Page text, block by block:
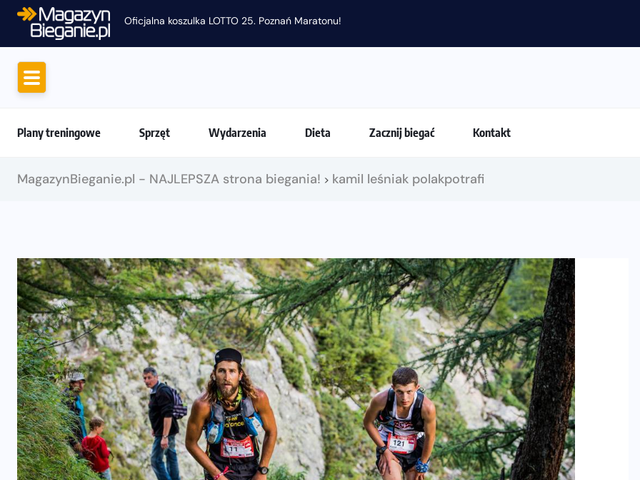
Oficjalna koszulka LOTTO 25. Poznań Maratonu!
Plany treningowe Sprzęt Wydarzenia Dieta Zacznij biegać Kontakt
MagazynBieganie.pl - NAJLEPSZA strona biegania! > kamil leśniak polakpotrafi